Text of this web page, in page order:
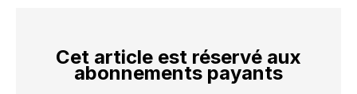
Cet article est réservé aux
abonnements payants